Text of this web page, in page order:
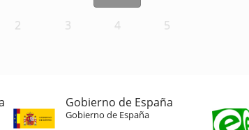
2 3 4 5
Gobierno de España
Gobierno de España